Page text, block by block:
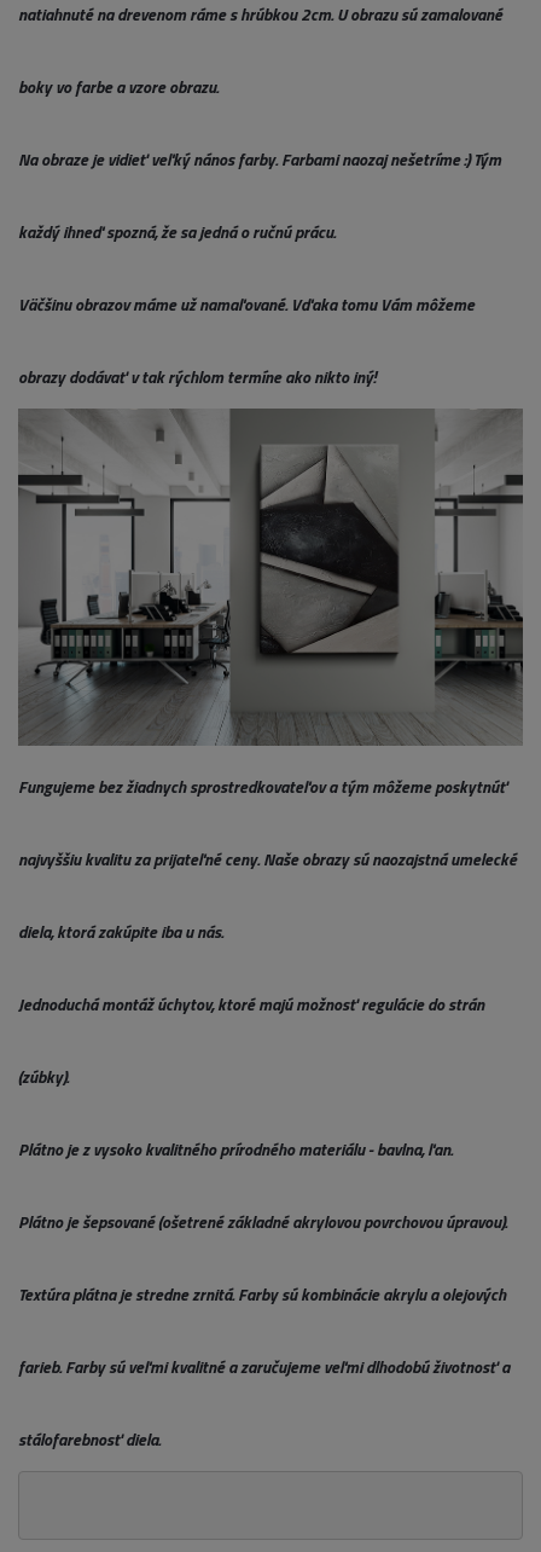
natiahnuté na drevenom ráme s hrúbkou 2cm. U obrazu sú zamalované
boky vo farbe a vzore obrazu.
Na obraze je vidieť veľký nános farby. Farbami naozaj nešetríme :) Tým
každý ihneď spozná, že sa jedná o ručnú prácu.
Väčšinu obrazov máme už namaľované. Vďaka tomu Vám môžeme
obrazy dodávať v tak rýchlom termíne ako nikto iný!
Fungujeme bez žiadnych sprostredkovateľov a tým môžeme poskytnúť
najvyššiu kvalitu za prijateľné ceny. Naše obrazy sú naozajstná umelecké
diela, ktorá zakúpite iba u nás.
Jednoduchá montáž úchytov, ktoré majú možnosť regulácie do strán
(zúbky).
Plátno je z vysoko kvalitného prírodného materiálu - bavlna, ľan.
Plátno je šepsované (ošetrené základné akrylovou povrchovou úpravou).
Textúra plátna je stredne zrnitá. Farby sú kombinácie akrylu a olejových
farieb. Farby sú veľmi kvalitné a zaručujeme veľmi dlhodobú životnosť a
stálofarebnosť diela.